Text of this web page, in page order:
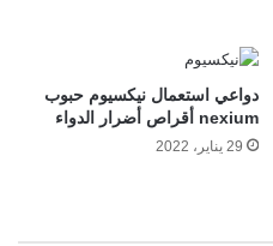
دواعي استعمال نيكسيوم حبوب
nexium أقراص أضرار الدواء
29 يناير، 2022